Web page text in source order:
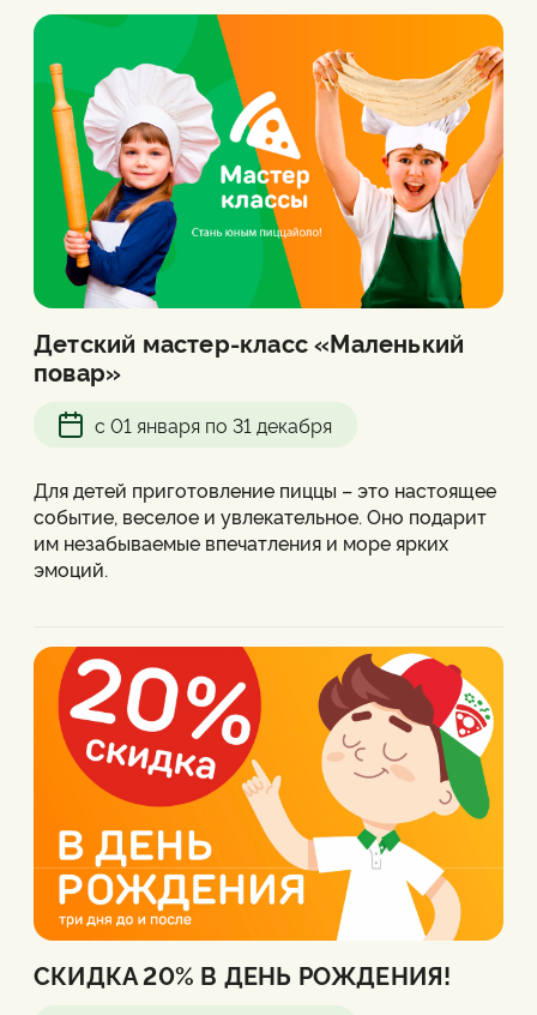
шариками;
И, конечно, каждому шарик вкусного
мороженного!
Продолжительность: до 1,5 часов
Стоимость праздника от 5000 рублей
Праздники проводим по адресу Шадринск,
Свердлова, 87
Праздник рассчитан на 10 человек.
Количество участников может быть изменено.
Подробные условия узнавайте в пиццерии или по
телефону 8 (966) 708 06 54
Детский мастер-класс «Маленький
повар»
с 01 января по 31 декабря
Для детей приготовление пиццы – это настоящее
событие, веселое и увлекательное. Оно подарит
им незабываемые впечатления и море ярких
эмоций.
Количество участников может быть увеличено.
Итоговая стоимость зависит от формата
мероприятия и количества детей.
За подробными условиями обращайтесь в
пиццерию или по телефону 8 (800) 222 48 49
СКИДКА 20% В ДЕНЬ РОЖДЕНИЯ!